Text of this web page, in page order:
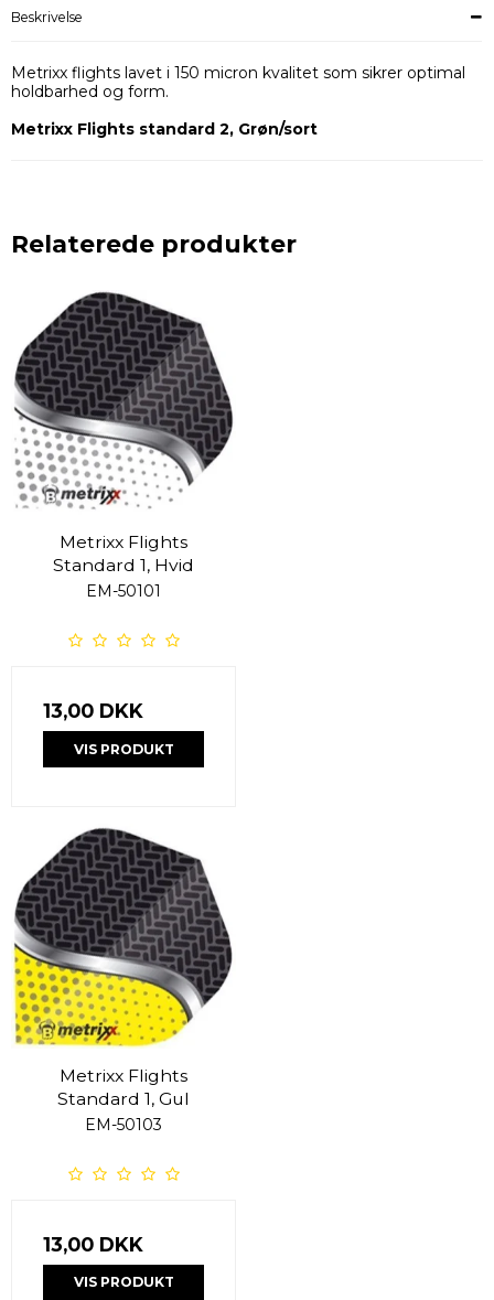
Beskrivelse
Metrixx flights lavet i 150 micron kvalitet som sikrer optimal
holdbarhed og form.
Metrixx Flights standard 2, Grøn/sort
Relaterede produkter
Metrixx Flights
Standard 1, Hvid
EM-50101
13,00 DKK
VIS PRODUKT
Metrixx Flights
Standard 1, Gul
EM-50103
13,00 DKK
VIS PRODUKT